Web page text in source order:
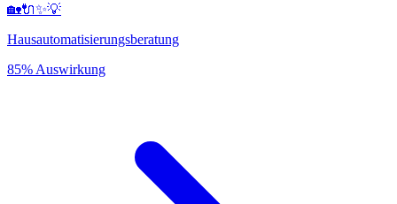
🏡🔌✨💡
Hausautomatisierungsberatung
85% Auswirkung